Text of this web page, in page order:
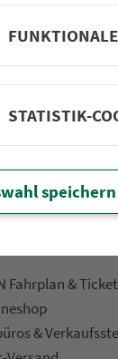
Fahrplan &
&
STATISTIK-
speichern